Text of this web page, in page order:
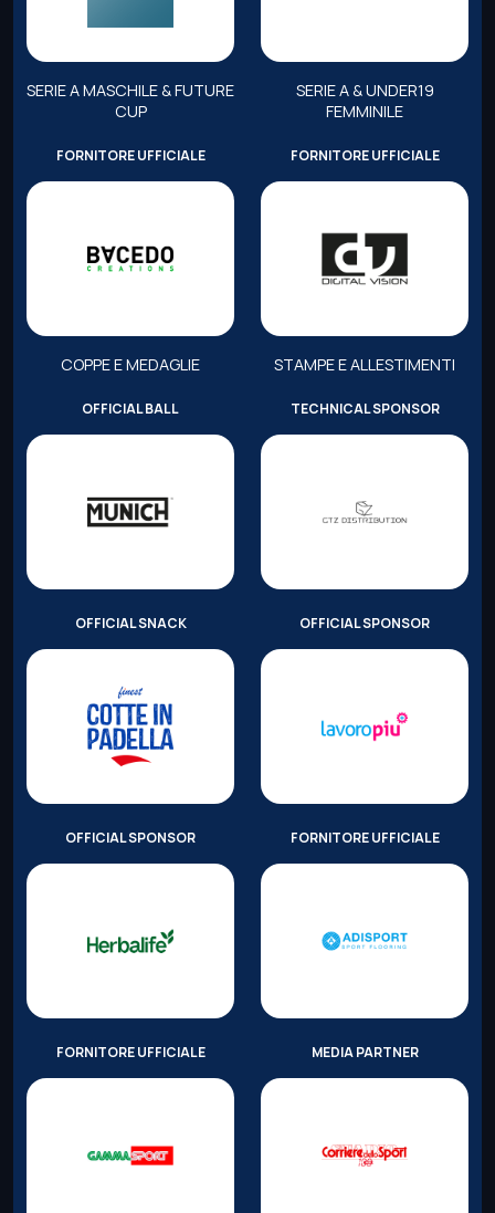
SERIE A MASCHILE & FUTURE
CUP
SERIE A & UNDER19
FEMMINILE
FORNITORE UFFICIALE
COPPE E MEDAGLIE
FORNITORE UFFICIALE
STAMPE E ALLESTIMENTI
OFFICIAL BALL TECHNICAL SPONSOR
OFFICIAL SNACK OFFICIAL SPONSOR
OFFICIAL SPONSOR FORNITORE UFFICIALE
FORNITORE UFFICIALE MEDIA PARTNER